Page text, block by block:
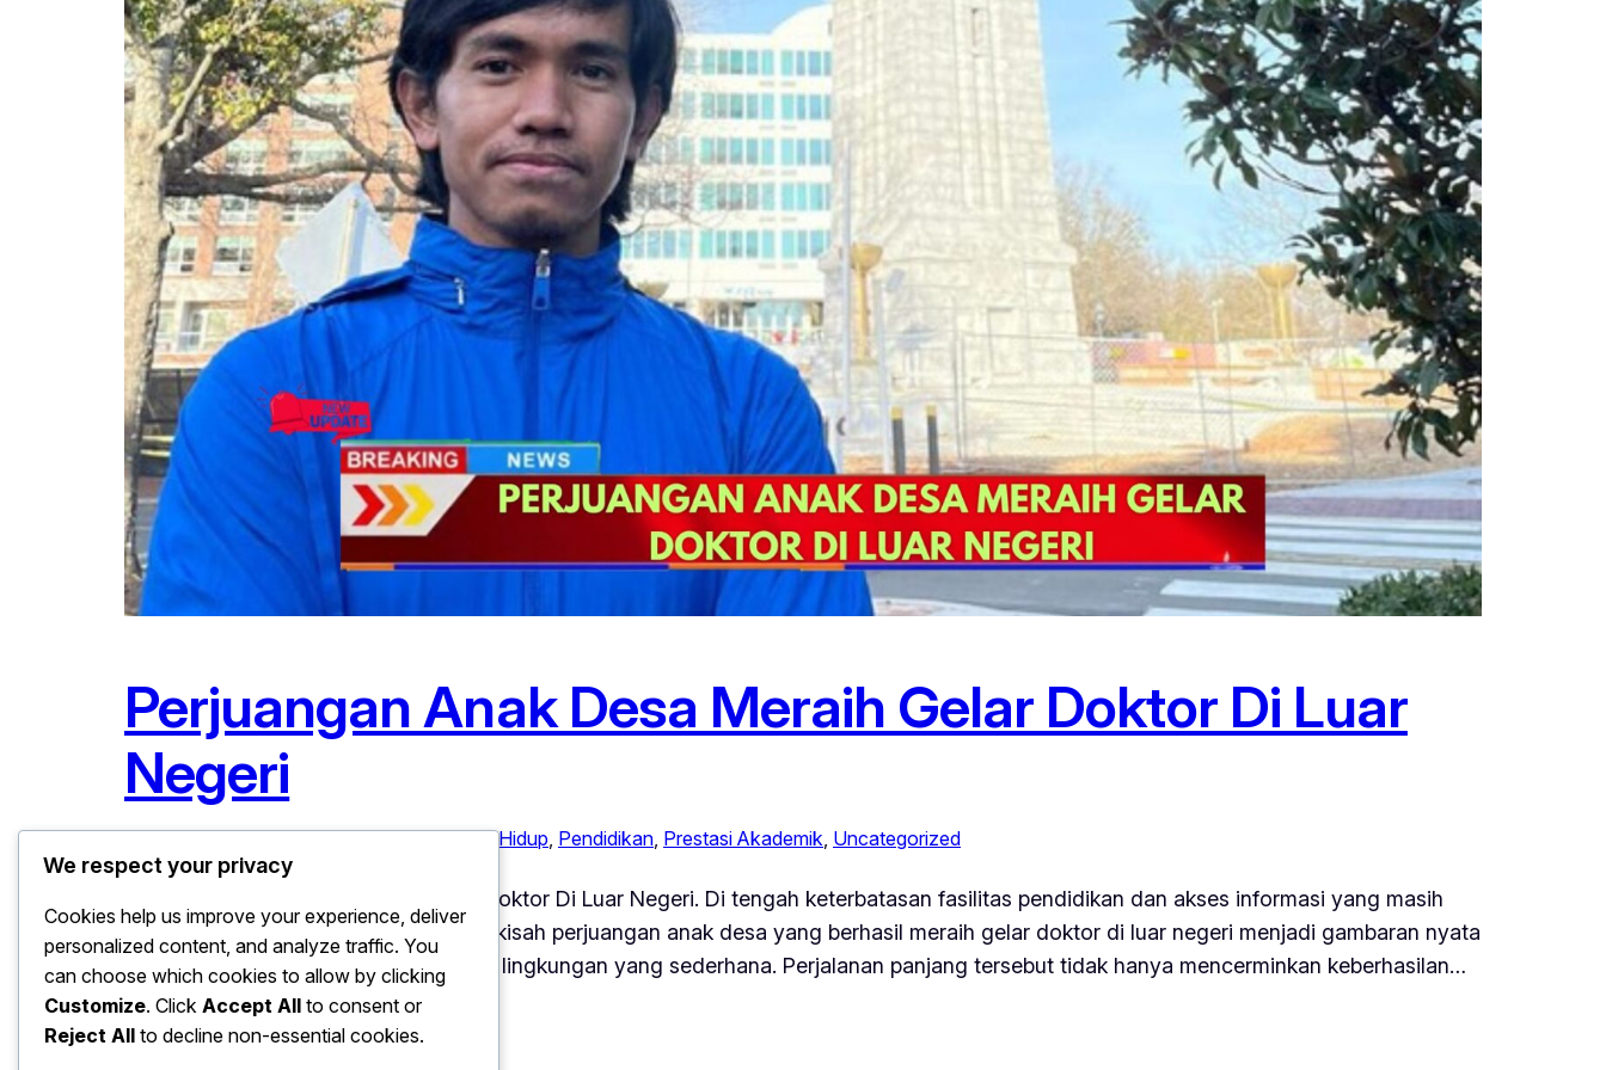
Perjuangan Anak Desa Meraih Gelar Doktor Di Luar
Negeri
Januari 12, 2026Inspirasi, Kisah Perjuangan Hidup, Pendidikan, Prestasi Akademik, Uncategorized
Perjuangan Anak Desa Meraih Gelar Doktor Di Luar Negeri. Di tengah keterbatasan fasilitas pendidikan dan akses informasi yang masih
kerap dirasakan di wilayah pedesaan, kisah perjuangan anak desa yang berhasil meraih gelar doktor di luar negeri menjadi gambaran nyata
bahwa mimpi besar dapat tumbuh dari lingkungan yang sederhana. Perjalanan panjang tersebut tidak hanya mencerminkan keberhasilan…
We respect your privacy
Cookies help us improve your experience, deliver
personalized content, and analyze traffic. You
can choose which cookies to allow by clicking
Customize. Click Accept All to consent or
Reject All to decline non-essential cookies.